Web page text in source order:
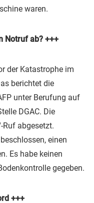
waren.
Notruf ab? +++
der Katastrophe im
berichtet die
unter Berufung auf
DGAC. Die
abgesetzt.
einen
Es habe keinen
gegeben.
+++